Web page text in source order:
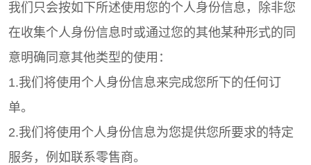
我们只会按如下所述使用您的个人身份信息，除非您
在收集个人身份信息时或通过您的其他某种形式的同
意明确同意其他类型的使用：
1.我们将使用个人身份信息来完成您所下的任何订
单。
2.我们将使用个人身份信息为您提供您所要求的特定
服务，例如联系零售商。